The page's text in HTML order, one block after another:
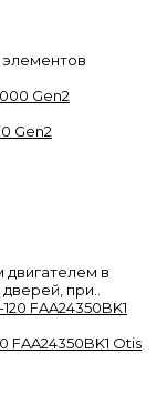
Gen2
двигателем в
при..
FAA24350BK1 Otis